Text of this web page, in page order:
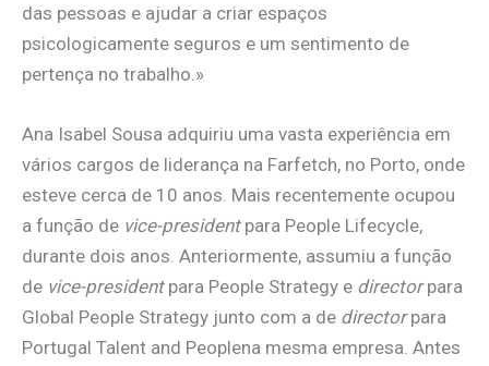
das pessoas e ajudar a criar espaços
psicologicamente seguros e um sentimento de
pertença no trabalho.»
Ana Isabel Sousa adquiriu uma vasta experiência em
vários cargos de liderança na Farfetch, no Porto, onde
esteve cerca de 10 anos. Mais recentemente ocupou
a função de vice-president para People Lifecycle,
durante dois anos. Anteriormente, assumiu a função
de vice-president para People Strategy e directorpara
Global People Strategy junto com a de directorpara
Portugal Talent and Peoplena mesma empresa. Antes